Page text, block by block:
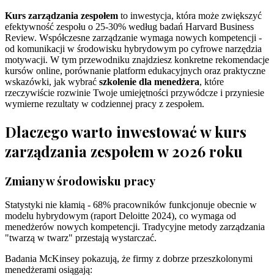
Kurs zarządzania zespołem to inwestycja, która może zwiększyć
efektywność zespołu o 25-30% według badań Harvard Business
Review. Współczesne zarządzanie wymaga nowych kompetencji -
od komunikacji w środowisku hybrydowym po cyfrowe narzędzia
motywacji. W tym przewodniku znajdziesz konkretne rekomendacje
kursów online, porównanie platform edukacyjnych oraz praktyczne
wskazówki, jak wybrać szkolenie dla menedżera, które
rzeczywiście rozwinie Twoje umiejętności przywódcze i przyniesie
wymierne rezultaty w codziennej pracy z zespołem.
Dlaczego warto inwestować w kurs
zarządzania zespołem w 2026 roku
Zmiany w środowisku pracy
Statystyki nie kłamią - 68% pracowników funkcjonuje obecnie w
modelu hybrydowym (raport Deloitte 2024), co wymaga od
menedżerów nowych kompetencji. Tradycyjne metody zarządzania
"twarzą w twarz" przestają wystarczać.
Badania McKinsey pokazują, że firmy z dobrze przeszkolonymi
menedżerami osiągają: